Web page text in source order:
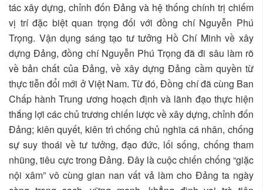
tác xây dựng, chỉnh đốn Đảng và hệ thống chính trị chiếm
vị trí đặc biệt quan trọng đối với đồng chí Nguyễn Phú
Trọng. Vận dụng sáng tạo tư tưởng Hồ Chí Minh về xây
dựng Đảng, đồng chí Nguyễn Phú Trọng đã đi sâu làm rõ
về bản chất của Đảng, về xây dựng Đảng cầm quyền từ
thực tiễn đổi mới ở Việt Nam. Từ đó, Đồng chí đã cùng Ban
Chấp hành Trung ương hoạch định và lãnh đạo thực hiện
thắng lợi các chủ trương chiến lược về xây dựng, chỉnh đốn
Đảng; kiên quyết, kiên trì chống chủ nghĩa cá nhân, chống
sự suy thoái về tư tưởng, đạo đức, lối sống, chống tham
nhũng, tiêu cực trong Đảng. Đây là cuộc chiến chống “giặc
nội xâm” vô cùng gian nan vất vả làm cho Đảng ta ngày